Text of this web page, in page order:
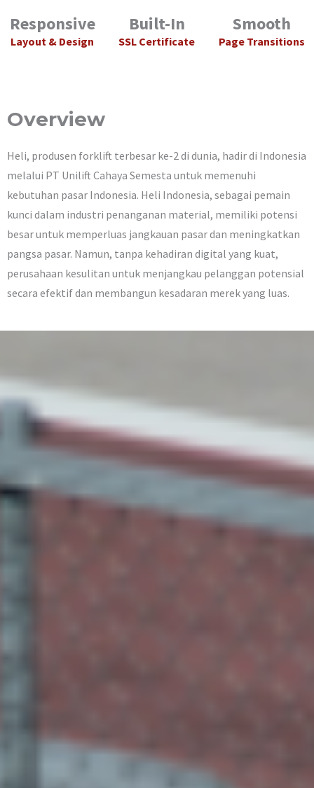
Responsive
Layout & Design
Built-In
SSL Certificate
Smooth
Page Transitions
Overview
Heli, produsen forklift terbesar ke-2 di dunia, hadir di Indonesia
melalui PT Unilift Cahaya Semesta untuk memenuhi
kebutuhan pasar Indonesia. Heli Indonesia, sebagai pemain
kunci dalam industri penanganan material, memiliki potensi
besar untuk memperluas jangkauan pasar dan meningkatkan
pangsa pasar. Namun, tanpa kehadiran digital yang kuat,
perusahaan kesulitan untuk menjangkau pelanggan potensial
secara efektif dan membangun kesadaran merek yang luas.